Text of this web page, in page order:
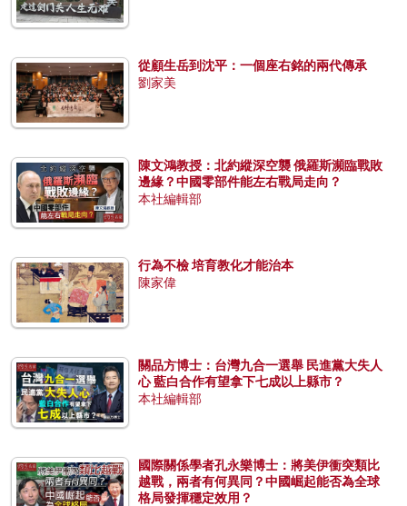
從顧生岳到沈平：一個座右銘的兩代傳承
劉家美
陳文鴻教授：北約縱深空襲 俄羅斯瀕臨戰敗
邊緣？中國零部件能左右戰局走向？
本社編輯部
行為不檢 培育教化才能治本
陳家偉
關品方博士：台灣九合一選舉 民進黨大失人
心 藍白合作有望拿下七成以上縣市？
本社編輯部
國際關係學者孔永樂博士：將美伊衝突類比
越戰，兩者有何異同？中國崛起能否為全球
格局發揮穩定效用？